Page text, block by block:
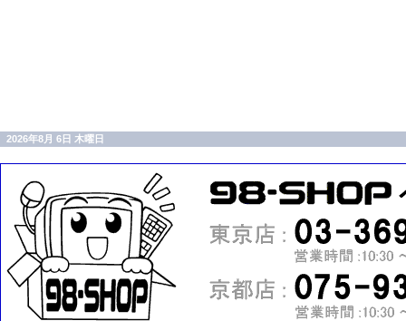
2026年8月 6日 木曜日